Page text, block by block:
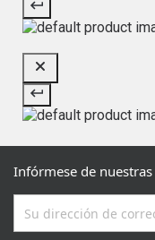
Infórmese de